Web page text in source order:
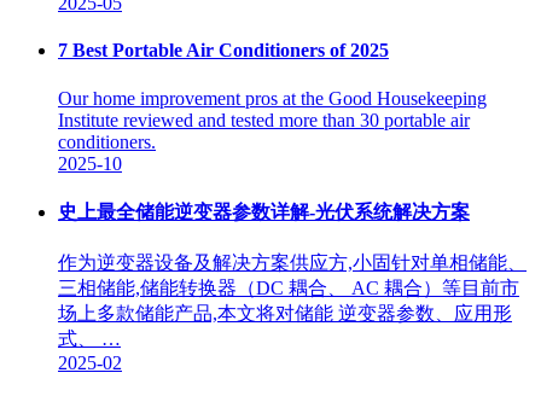
7 Best Portable Air Conditioners of 2025
Our home improvement pros at the Good Housekeeping
Institute reviewed and tested more than 30 portable air
conditioners.
2025-10
史上最全储能逆变器参数详解-光伏系统解决方案
作为逆变器设备及解决方案供应方,小固针对单相储能、
三相储能,储能转换器（DC 耦合、 AC 耦合）等目前市
场上多款储能产品,本文将对储能 逆变器参数、应用形
式、 …
2025-02